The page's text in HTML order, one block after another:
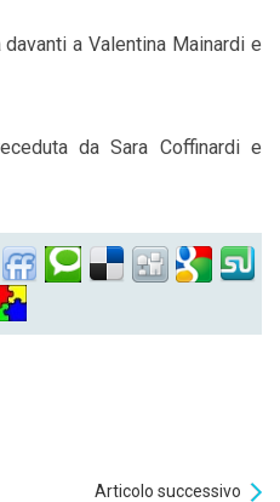
a Valentina Mainardi e
da Sara Coffinardi e
Articolo successivo